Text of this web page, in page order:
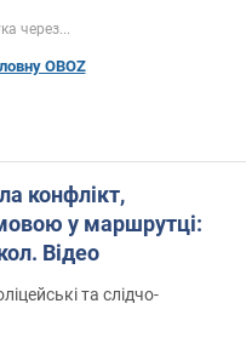
через...
OBOZ
конфлікт,
у маршрутці:
Відео
та слідчо-